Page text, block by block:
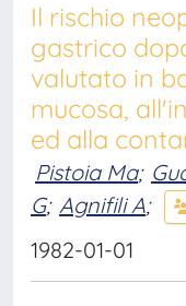
Il rischio
gastrico
valutato in
mucosa,
ed alla
Pistoia Ma;
G; Agnifili A;
1982-01-01